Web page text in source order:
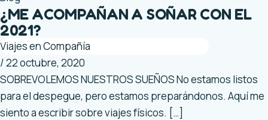
¿ME ACOMPAÑAN A SOÑAR CON EL
2021?
Viajes en Compañía
/22 octubre, 2020
SOBREVOLEMOS NUESTROS SUEÑOS No estamos listos
para el despegue, pero estamos preparándonos. Aquí me
siento a escribir sobre viajes físicos. […]